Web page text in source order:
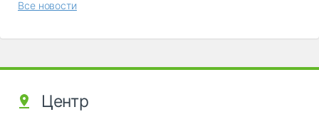
Все новости
Центр